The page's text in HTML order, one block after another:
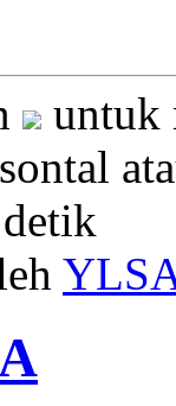
untuk
detik